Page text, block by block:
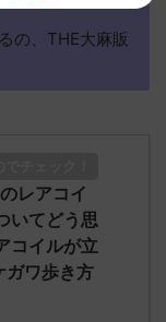
の、THE大麻販
レアコイ
いてどう思
コイルが立
ワ歩き方